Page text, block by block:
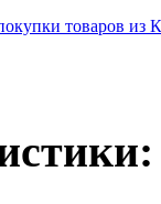
товаров из